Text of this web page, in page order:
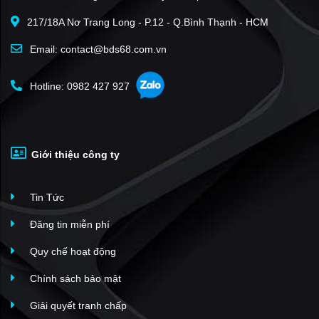
Alumi - Alluvia City
(11)
Biệt thự Mimosa - Ecopark
Masteri Grand Coast
Sol Forest Ecopark
Masteri Trinity Square
Trust City Văn Giang
Mega Grand World Hà Nội
Dragon Park Văn Giang
Thủy Tiên Sky Villas - Ecopark
Sago Palm Garden
217/18A Nơ Trang Long - P.12 - Q.Bình Thạnh - HCM
Email: contact@bds68.com.vn
Hotline: 0982 427 927
Giới thiệu công ty
Tin Tức
Đăng tin miễn phí
Quy chế hoạt động
Chính sách bảo mật
Giải quyết tranh chấp